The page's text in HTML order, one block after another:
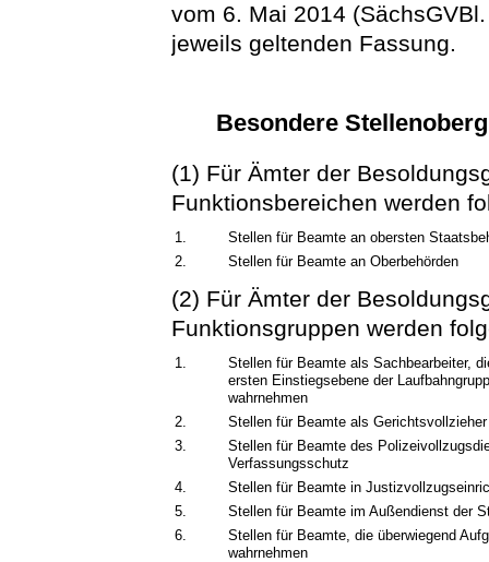
vom 6. Mai 2014
jeweils geltenden Fassung.
Besondere
(1) Für Ämter der
Funktionsbereichen werden
1.
Stellen für Beamte an obersten
2.
Stellen für Beamte an Oberbehörden
(2) Für Ämter der
Funktionsgruppen werden
1.
Stellen für Beamte als Sachbearbeiter,
ersten Einstiegsebene der
wahrnehmen
2.
Stellen für Beamte als Gerichtsvollzieher
3.
Stellen für Beamte des
Verfassungsschutz
4.
Stellen für Beamte in
5.
Stellen für Beamte im Außendienst der
6.
Stellen für Beamte, die überwiegend
wahrnehmen